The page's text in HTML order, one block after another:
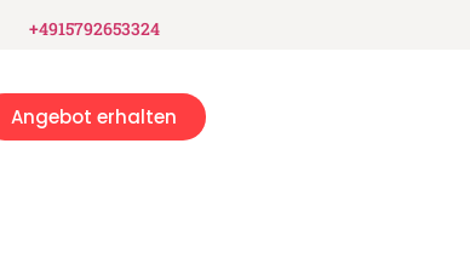
+4915792653324
Angebot erhalten